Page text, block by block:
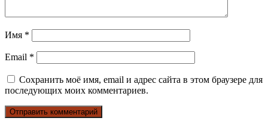
Имя *
Email *
Сохранить моё имя, email и адрес сайта в этом браузере для
последующих моих комментариев.